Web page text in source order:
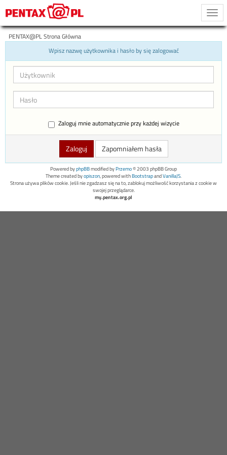
PENTAX@PL Strona Główna
Wpisz nazwę użytkownika i hasło by się zalogować
Zaloguj mnie automatycznie przy każdej wizycie
Zapomniałem hasła
Powered byphpBBmodified byPrzemo© 2003 phpBB Group
Theme created byopiszon, powered withBootstrapandVanillaJS.
Strona używa plików cookie. Jeśli nie zgadzasz się na to, zablokuj możliwość korzystania z cookie w
swojej przeglądarce.
my.pentax.org.pl